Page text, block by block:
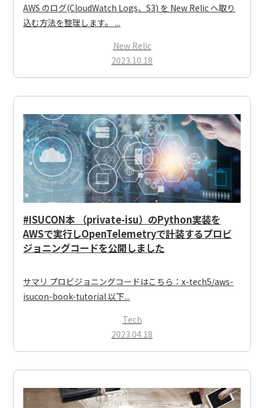
AWS のログ(CloudWatch Logs、S3) を New Relic へ取り
込む方法を整理します。 ...
New Relic
2023.10.18
#ISUCON本 （private-isu）のPython実装を
AWSで実行しOpenTelemetryで計装するプロビ
ジョニングコードを公開しました
サマリ プロビジョニングコードはこちら：x-tech5/aws-
isucon-book-tutorial 以下...
Tech
2023.04.18